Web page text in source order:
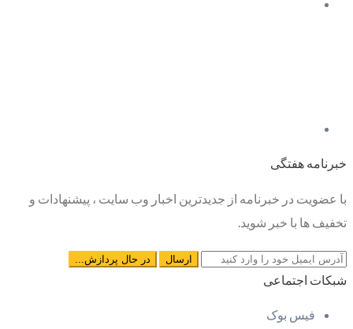
خبرنامه هفتگی
با عضویت در خبرنامه از جدیدترین اخبار وب سایت ، پیشنهادات و
تخفیف ها با خبر شوید.
شبکات اجتماعی
فیس بوک